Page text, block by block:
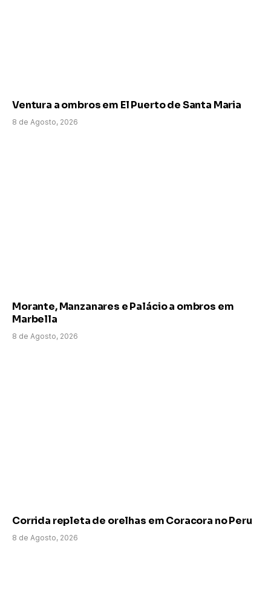
Ventura a ombros em El Puerto de Santa Maria
8 de Agosto, 2026
Morante, Manzanares e Palácio a ombros em
Marbella
8 de Agosto, 2026
Corrida repleta de orelhas em Coracora no Peru
8 de Agosto, 2026